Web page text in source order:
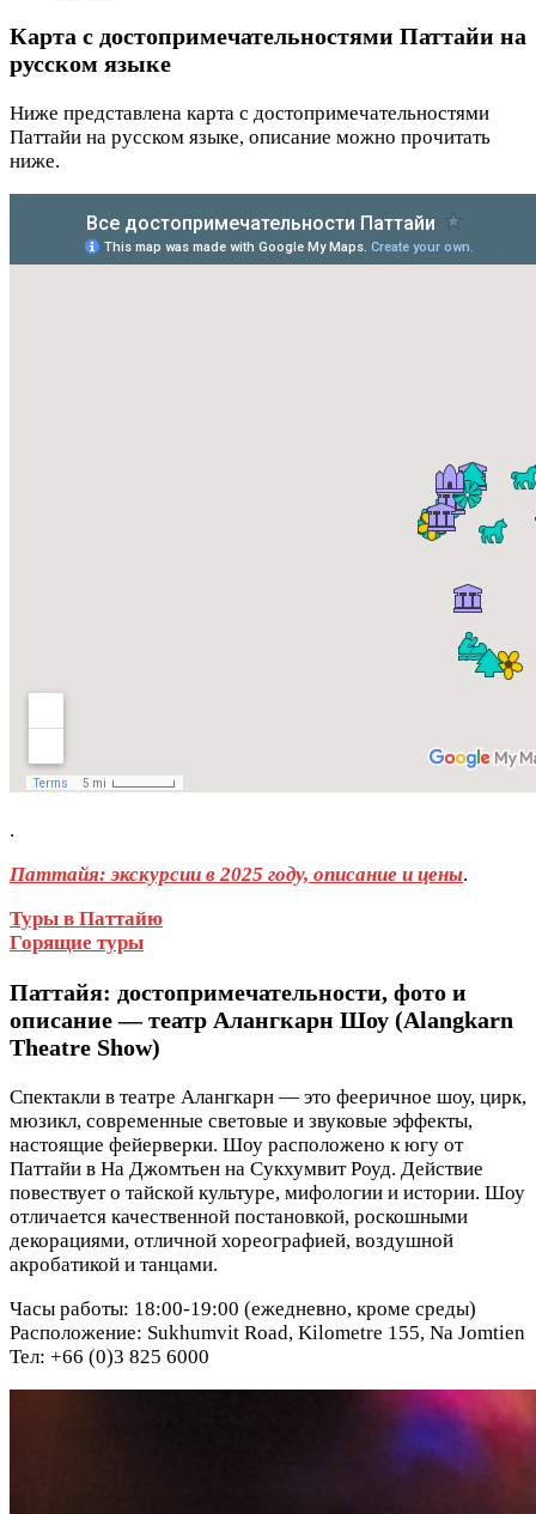
Карта с достопримечательностями Паттайи на
русском языке
Ниже представлена карта с достопримечательностями
Паттайи на русском языке, описание можно прочитать
ниже.
.
Паттайя: экскурсии в 2025 году, описание и цены.
Туры в Паттайю
Горящие туры
Паттайя: достопримечательности, фото и
описание — театр Алангкарн Шоу (Alangkarn
Theatre Show)
Спектакли в театре Алангкарн — это фееричное шоу, цирк,
мюзикл, современные световые и звуковые эффекты,
настоящие фейерверки. Шоу расположено к югу от
Паттайи в На Джомтьен на Сукхумвит Роуд. Действие
повествует о тайской культуре, мифологии и истории. Шоу
отличается качественной постановкой, роскошными
декорациями, отличной хореографией, воздушной
акробатикой и танцами.
Часы работы: 18:00-19:00 (ежедневно, кроме среды)
Расположение: Sukhumvit Road, Kilometre 155, Na Jomtien
Тел: +66 (0)3 825 6000